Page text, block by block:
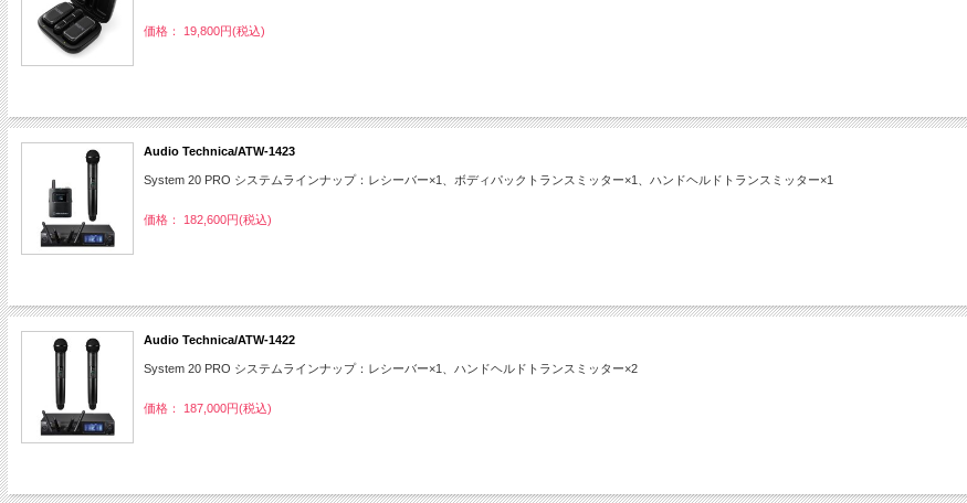
価格： 19,800円(税込)
Audio Technica/ATW-1423
System 20 PRO システムラインナップ：レシーバー×1、ボディパックトランスミッター×1、ハンドヘルドトランスミッター×1
価格： 182,600円(税込)
Audio Technica/ATW-1422
System 20 PRO システムラインナップ：レシーバー×1、ハンドヘルドトランスミッター×2
価格： 187,000円(税込)